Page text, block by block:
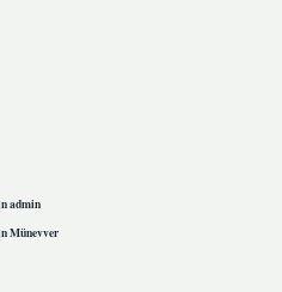
admin
Münevver